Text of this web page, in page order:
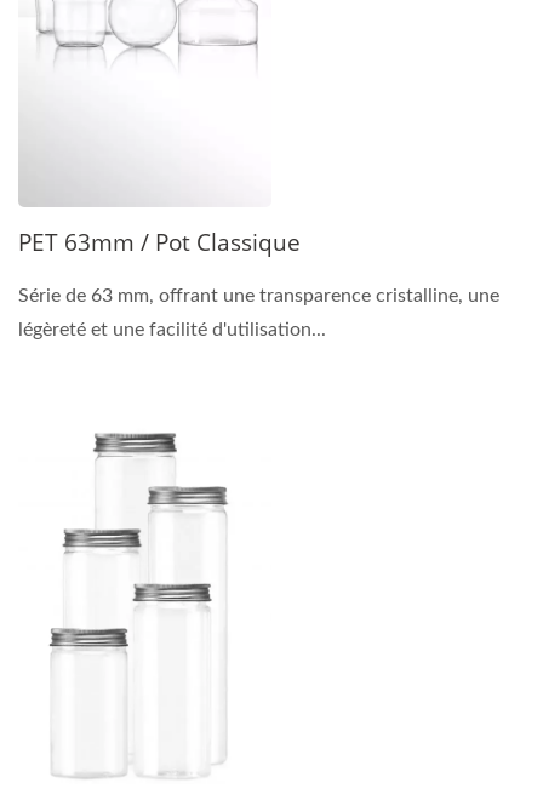
PET 63mm / Pot Classique
Série de 63 mm, offrant une transparence cristalline, une
légèreté et une facilité d'utilisation...